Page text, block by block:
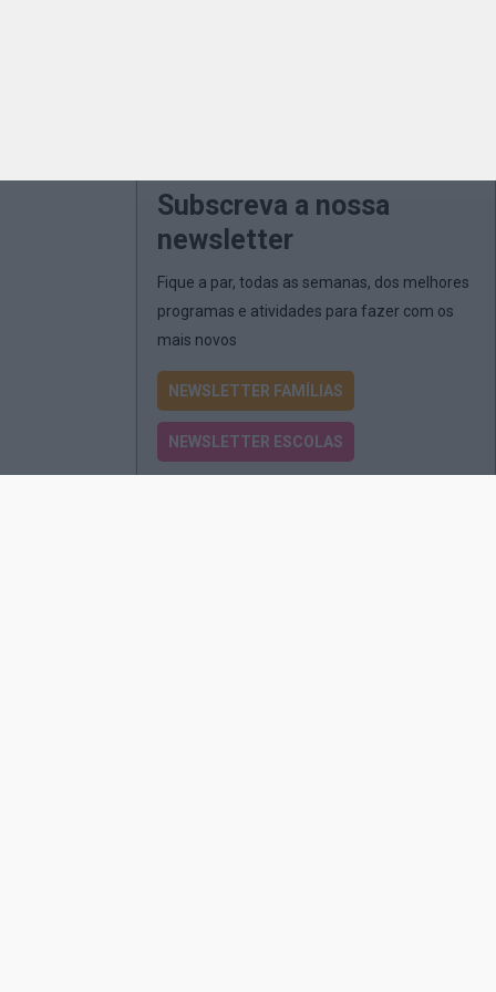
Subscreva a nossa
newsletter
Fique a par, todas as semanas, dos melhores
programas e atividades para fazer com os
mais novos
NEWSLETTER FAMÍLIAS
NEWSLETTER ESCOLAS